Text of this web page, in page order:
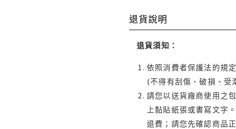
退貨說明
退貨須知：
依照消費者保護法的規
(不得有刮傷、破損、受
請您以送貨廠商使用之
上黏貼紙張或書寫文字
退費；請您先確認商品